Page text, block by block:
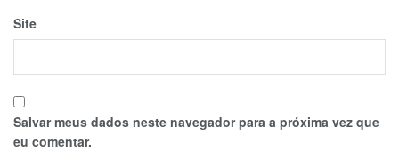
Site
Salvar meus dados neste navegador para a próxima vez que
eu comentar.